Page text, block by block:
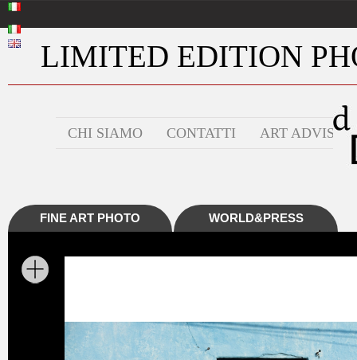
LIMITED EDITION
CHI SIAMO CONTATTI ART ADVISOR
FINE ART PHOTO WORLD&PRESS